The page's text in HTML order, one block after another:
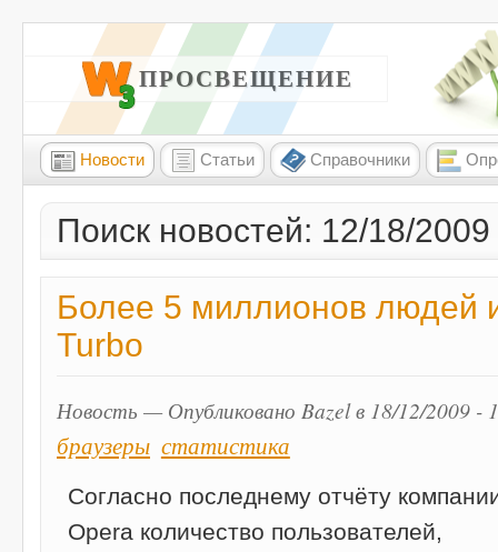
W3 ПРОСВЕЩЕНИЕ
Новости Статьи Справочники
Поиск новостей: 12/18/2009
Более 5 миллионов людей
Turbo
Новость — Опубликовано Bazel в 18/12/2009 -
браузеры статистика
Согласно последнему отчёту
Opera количество пользователей,